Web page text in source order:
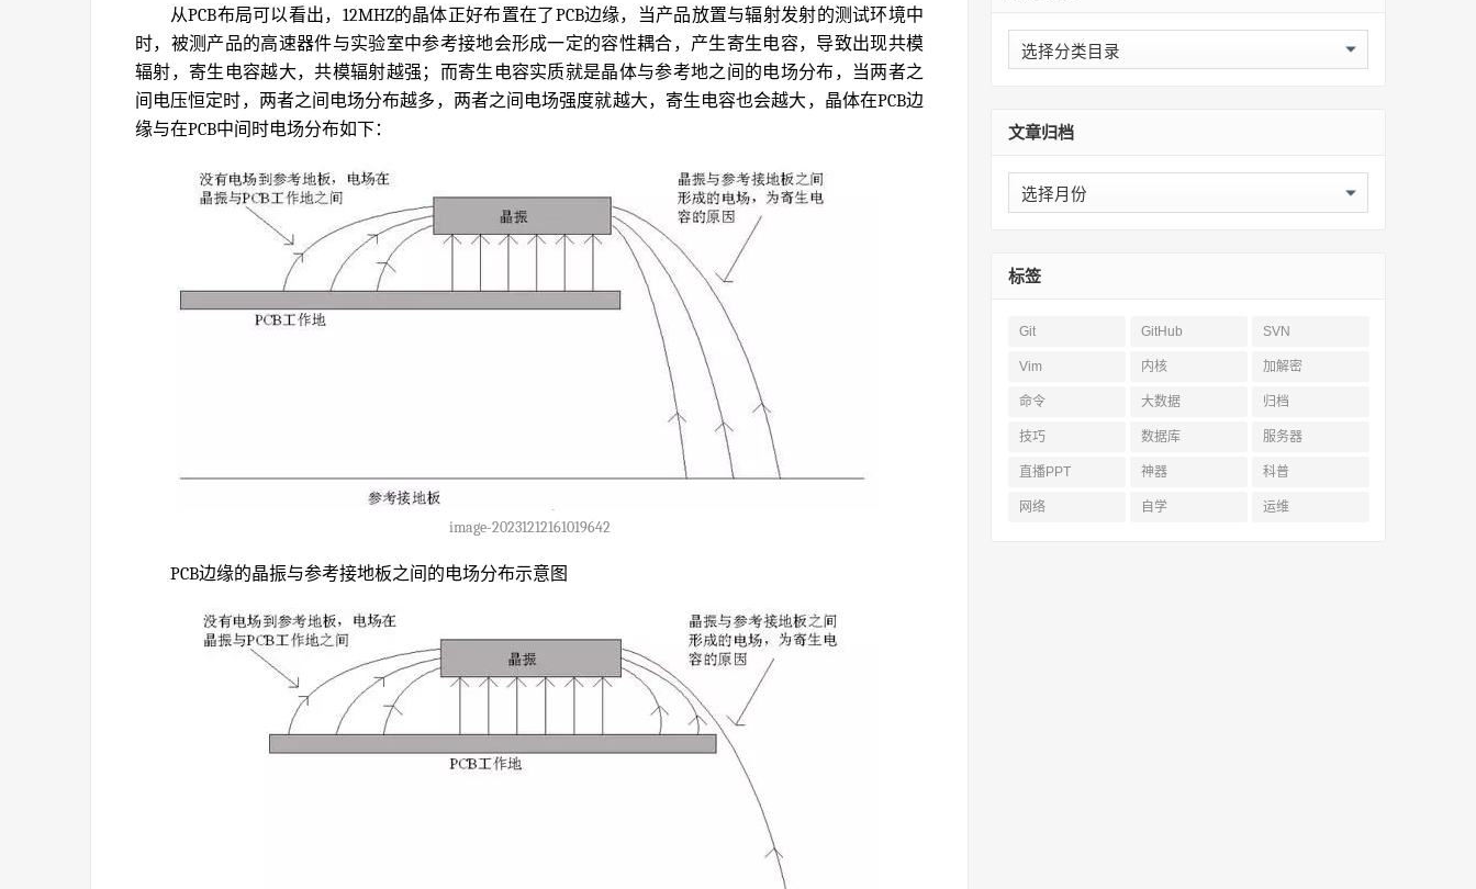
从PCB布局可以看出，12MHZ的晶体正好布置在了PCB边缘，当产品放置与辐射发射的测试环境中
时，被测产品的高速器件与实验室中参考接地会形成一定的容性耦合，产生寄生电容，导致出现共模
辐射，寄生电容越大，共模辐射越强；而寄生电容实质就是晶体与参考地之间的电场分布，当两者之
间电压恒定时，两者之间电场分布越多，两者之间电场强度就越大，寄生电容也会越大，晶体在PCB边
缘与在PCB中间时电场分布如下：
image-20231212161019642
PCB边缘的晶振与参考接地板之间的电场分布示意图
分
类
文章归档
文
章
标签
Git GitHub SVN
Vim 内核 加解密
命令 大数据 归档
技巧 数据库 服务器
直播PPT 神器 科普
网络 自学 运维